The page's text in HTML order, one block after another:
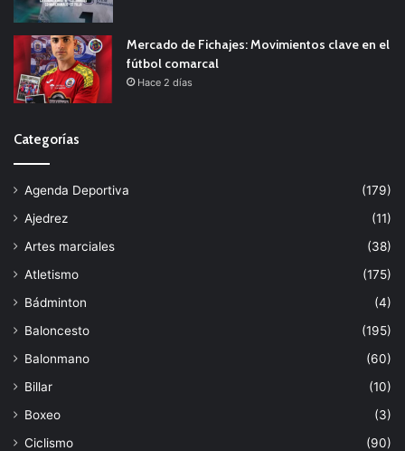
Mercado de Fichajes: Movimientos clave en el
fútbol comarcal
Hace 2 días
Categorías
Agenda Deportiva
(179)
Ajedrez
(11)
Artes marciales
(38)
Atletismo
(175)
Bádminton
(4)
Baloncesto
(195)
Balonmano
(60)
Billar
(10)
Boxeo
(3)
Ciclismo
(90)